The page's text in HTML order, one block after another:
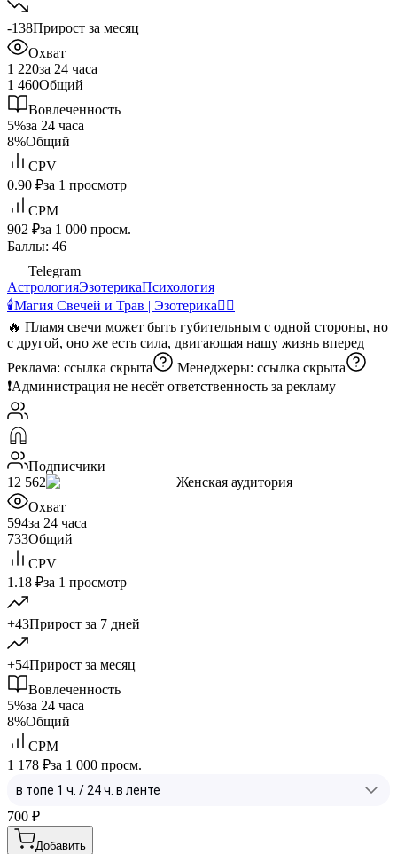
-138Прирост за месяц
Охват
1 220за 24 часа
1 460Общий
Вовлеченность
5%за 24 часа
8%Общий
CPV
0.90 ₽за 1 просмотр
CPM
902 ₽за 1 000 просм.
Баллы: 46
Telegram
АстрологияЭзотерикаПсихология
🕯Магия Свечей и Трав | Эзотерика🧞‍♀️
🔥 Пламя свечи может быть губительным с одной стороны, но
с другой, оно же есть сила, двигающая нашу жизнь вперед
Реклама: ссылка скрыта Менеджеры: ссылка скрыта
❗️Администрация не несёт ответственность за рекламу
Подписчики
12 562
Женская аудитория
Охват
594за 24 часа
733Общий
CPV
1.18 ₽за 1 просмотр
+43Прирост за 7 дней
+54Прирост за месяц
Вовлеченность
5%за 24 часа
8%Общий
CPM
1 178 ₽за 1 000 просм.
700 ₽
Добавить